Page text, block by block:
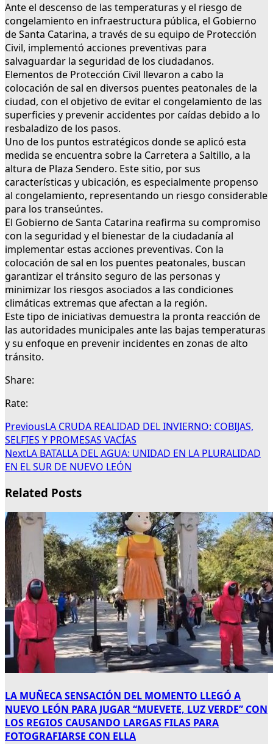
Ante el descenso de las temperaturas y el riesgo de
congelamiento en infraestructura pública, el Gobierno
de Santa Catarina, a través de su equipo de Protección
Civil, implementó acciones preventivas para
salvaguardar la seguridad de los ciudadanos.
Elementos de Protección Civil llevaron a cabo la
colocación de sal en diversos puentes peatonales de la
ciudad, con el objetivo de evitar el congelamiento de las
superficies y prevenir accidentes por caídas debido a lo
resbaladizo de los pasos.
Uno de los puntos estratégicos donde se aplicó esta
medida se encuentra sobre la Carretera a Saltillo, a la
altura de Plaza Sendero. Este sitio, por sus
características y ubicación, es especialmente propenso
al congelamiento, representando un riesgo considerable
para los transeúntes.
El Gobierno de Santa Catarina reafirma su compromiso
con la seguridad y el bienestar de la ciudadanía al
implementar estas acciones preventivas. Con la
colocación de sal en los puentes peatonales, buscan
garantizar el tránsito seguro de las personas y
minimizar los riesgos asociados a las condiciones
climáticas extremas que afectan a la región.
Este tipo de iniciativas demuestra la pronta reacción de
las autoridades municipales ante las bajas temperaturas
y su enfoque en prevenir incidentes en zonas de alto
tránsito.
Share:
Rate:
PreviousLA CRUDA REALIDAD DEL INVIERNO: COBIJAS,
SELFIES Y PROMESAS VACÍAS
NextLA BATALLA DEL AGUA: UNIDAD EN LA PLURALIDAD
EN EL SUR DE NUEVO LEÓN
Related Posts
LA MUÑECA SENSACIÓN DEL MOMENTO LLEGÓ A
NUEVO LEÓN PARA JUGAR “MUEVETE, LUZ VERDE” CON
LOS REGIOS CAUSANDO LARGAS FILAS PARA
FOTOGRAFIARSE CON ELLA